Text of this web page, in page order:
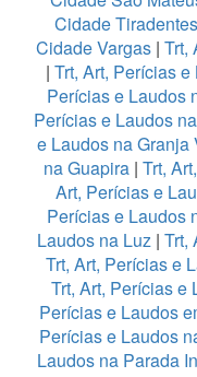
Cidade Tiradentes
Cidade Vargas | Trt,
| Trt, Art, Perícias
Perícias e Laudos
Perícias e Laudos
e Laudos na Granja
na Guapira| Trt,
Art, Perícias e
Perícias e Laudos
Laudos na Luz| Trt,
Trt, Art, Perícias e
Trt, Art, Perícias e
Perícias e Laudos
Perícias e Laudos
Laudos na Parada